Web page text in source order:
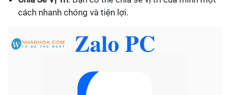
cách nhanh chóng và tiện lợi.